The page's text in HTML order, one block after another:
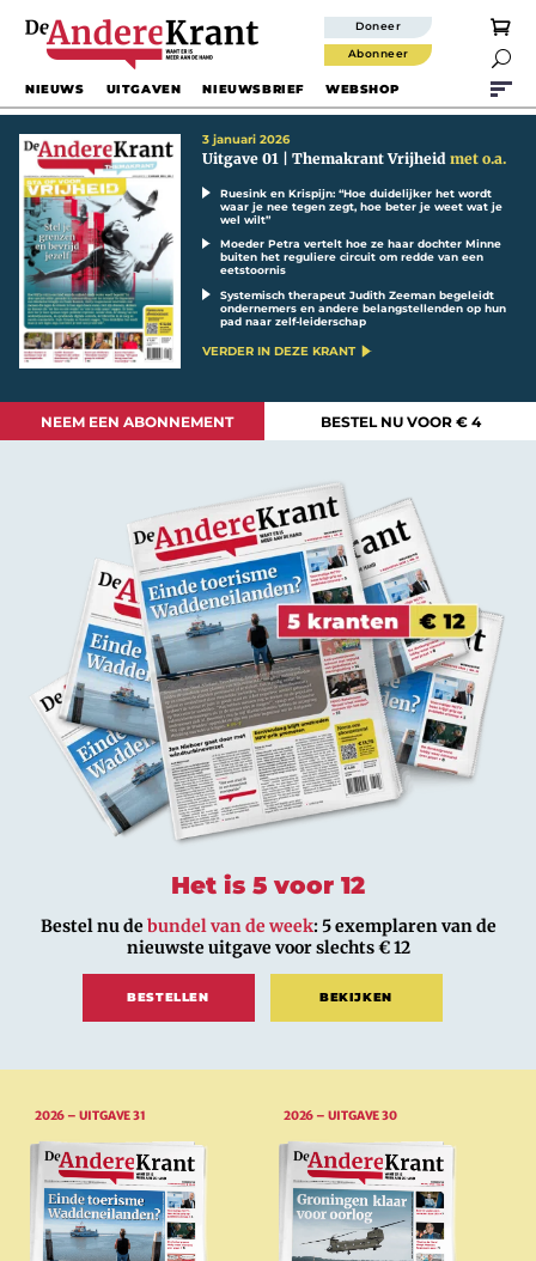
Doneer
Abonneer 
NIEUWS UITGAVEN NIEUWSBRIEF WEBSHOP
3 januari 2026
Uitgave 01 | Themakrant Vrijheidmet o.a.
Ruesink en Krispijn: “Hoe duidelijker het wordt
waar je nee tegen zegt, hoe beter je weet wat je
wel wilt”
Moeder Petra vertelt hoe ze haar dochter Minne
buiten het reguliere circuit om redde van een
eetstoornis
Systemisch therapeut Judith Zeeman begeleidt
ondernemers en andere belangstellenden op hun
pad naar zelf-leiderschap
VERDER IN DEZE KRANT
NEEM EEN ABONNEMENT BESTEL NU VOOR € 4
Het is 5 voor 12
Bestel nu de bundel van de week: 5 exemplaren van de
nieuwste uitgave voor slechts € 12
BESTELLEN BEKIJKEN
2026 – UITGAVE 31 2026 – UITGAVE 30